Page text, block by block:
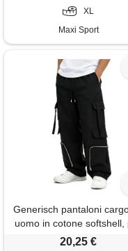
XL
Maxi Sport
Generisch pantaloni
uomo in cotone softshell,
attività all'aria aperta,
20,25 €